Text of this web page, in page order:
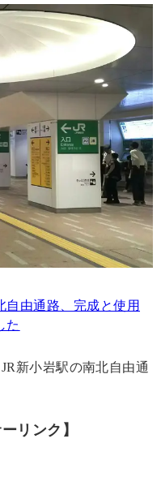
自由通路、完成と使用
た
新小岩駅の南北自由通
リンク】